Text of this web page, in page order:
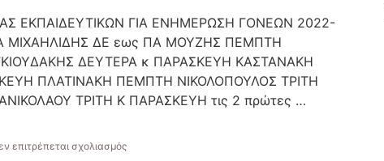
ΕΚΠΑΙΔΕΥΤΙΚΩΝ ΓΙΑ ΕΝΗΜΕΡΩΣΗ ΓΟΝΕΩΝ 2022-
ΜΙΧΑΗΛΙΔΗΣ ΔΕ εως ΠΑ ΜΟΥΖΗΣ ΠΕΜΠΤΗ
ΔΕΥΤΕΡΑ κ ΠΑΡΑΣΚΕΥΗ ΚΑΣΤΑΝΑΚΗ
ΠΛΑΤΙΝΑΚΗ ΠΕΜΠΤΗ ΝΙΚΟΛΟΠΟΥΛΟΣ ΤΡΙΤΗ
ΤΡΙΤΗ Κ ΠΑΡΑΣΚΕΥΗ τις 2 πρώτες …
επιτρέπεται σχολιασμόςστο